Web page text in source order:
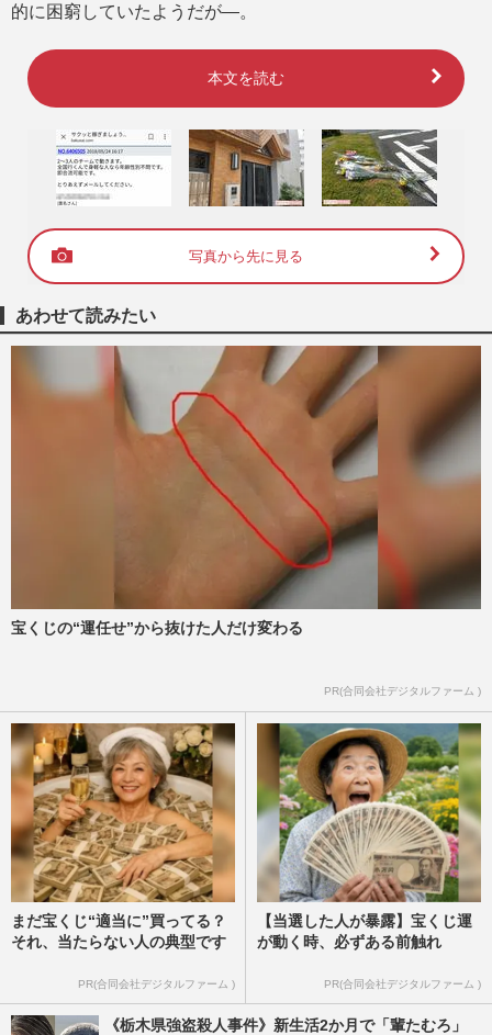
的に困窮していたようだが―。
本文を読む
写真から先に見る
あわせて読みたい
宝くじの“運任せ”から抜けた人だけ変わる
PR(合同会社デジタルファーム )
まだ宝くじ“適当に”買ってる？
それ、当たらない人の典型です
PR(合同会社デジタルファーム )
【当選した人が暴露】宝くじ運
が動く時、必ずある前触れ
PR(合同会社デジタルファーム )
《栃木県強盗殺人事件》新生活2か月で「輩たむろ」